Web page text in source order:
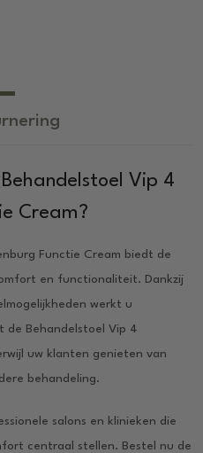
Vip 4
Cream?
Functie Cream biedt de
en functionaliteit. Dankzij
werkt u
de Behandelstoel Vip 4
uw klanten genieten van
behandeling.
salons en klinieken die
centraal stellen. Bestel nu de